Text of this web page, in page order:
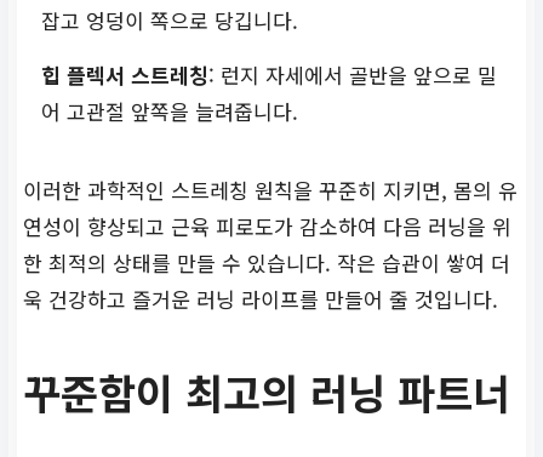
잡고 엉덩이 쪽으로 당깁니다.
힙 플렉서 스트레칭: 런지 자세에서 골반을 앞으로 밀
어 고관절 앞쪽을 늘려줍니다.
이러한 과학적인 스트레칭 원칙을 꾸준히 지키면, 몸의 유
연성이 향상되고 근육 피로도가 감소하여 다음 러닝을 위
한 최적의 상태를 만들 수 있습니다. 작은 습관이 쌓여 더
욱 건강하고 즐거운 러닝 라이프를 만들어 줄 것입니다.
꾸준함이 최고의 러닝 파트너